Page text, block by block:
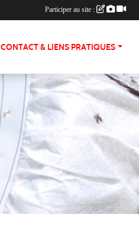
CONTACT & LIENS PRATIQUES
Participer au site :